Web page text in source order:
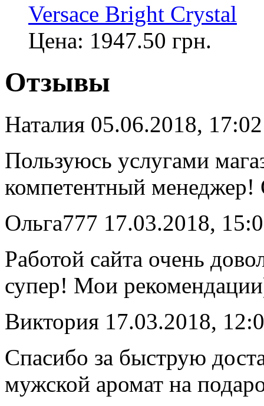
Versace Bright Crystal
Цена: 1947.50 грн.
Отзывы
Наталия 05.06.2018, 17:02
Пользуюсь услугами
компетентный менеджер!
Ольга777 17.03.2018,
Работой сайта очень
супер! Мои
Виктория 17.03.2018,
Спасибо за быструю
мужской аромат на